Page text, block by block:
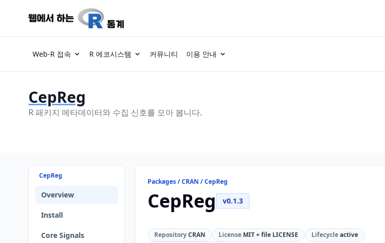
Web-R 접속 R 에코시스템 커뮤니티 이용 안내
CepReg
R 패키지 메타데이터와 수집 신호를 모아 봅니다.
CepReg
Overview
Install
Core Signals
Packages / CRAN / CepReg
CepReg v0.1.3
RepositoryCRAN License MIT + file LICENSE Lifecycleactive